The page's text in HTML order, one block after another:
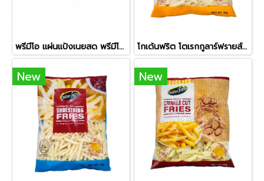
พรีมีโอ แผ่นแป้งเนยสด พรีมีโอ 6 x 9 นิ้ว(155ก.) (10 แผ่น) โกเด้นฟริต โตเรกกูลาร์ฟรายส์ 3/8 (เส้นใหญ่ 10 mm)
New New